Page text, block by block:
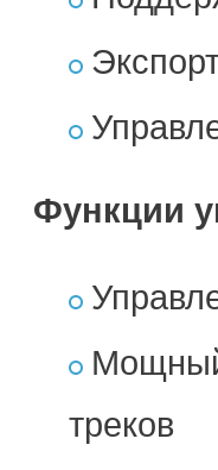
Функции
треков